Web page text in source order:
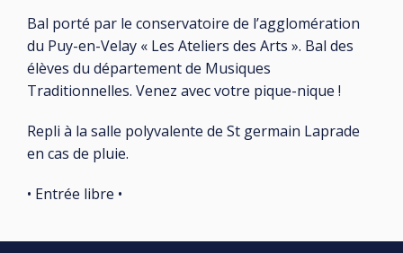
Bal porté par le conservatoire de l’agglomération
du Puy-en-Velay « Les Ateliers des Arts ». Bal des
élèves du département de Musiques
Traditionnelles. Venez avec votre pique-nique !
Repli à la salle polyvalente de St germain Laprade
en cas de pluie.
• Entrée libre •